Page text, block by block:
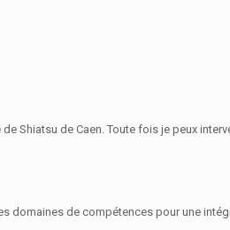
Shiatsu de Caen. Toute fois je peux
domaines de compétences pour une